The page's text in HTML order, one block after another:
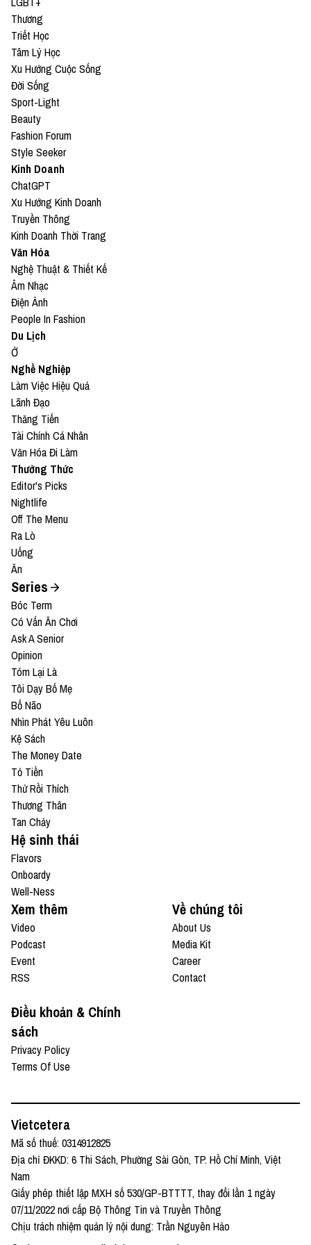
dục.
Tìm hiểu thêm về HPV tại đây:
● Fanpage:
● Website:
—
Yêu thích tập podcast này, bạn có thể donate tại:
● Patreon: ⁠https://www.patreon.com/vietcetera⁠
● Buy me a coffee:
⁠https://www.buymeacoffee.com/vietcetera⁠
Nếu có bất cứ góp ý, phản hồi hay mong muốn hợp
tác, bạn có thể gửi email về địa chỉ
⁠team@vietcetera.com⁠
Thương
Triết Học
Tâm Lý Học
Xu Hướng Cuộc Sống
Đời Sống
Sport-Light
Beauty
Fashion Forum
Style Seeker
Kinh Doanh
ChatGPT
Xu Hướng Kinh Doanh
Truyền Thông
Kinh Doanh Thời Trang
Văn Hóa
Nghệ Thuật & Thiết Kế
Âm Nhạc
Điện Ảnh
People In Fashion
Du Lịch
Ở
Nghề Nghiệp
Làm Việc Hiệu Quả
Lãnh Đạo
Thăng Tiến
Tài Chính Cá Nhân
Văn Hóa Đi Làm
Thưởng Thức
Editor's Picks
Nightlife
Off The Menu
Ra Lò
Uống
Ăn
Series
Bóc Term
Có Vấn Ăn Chơi
Ask A Senior
Opinion
Tóm Lại Là
Tôi Dạy Bố Mẹ
Bổ Não
Nhìn Phát Yêu Luôn
Kệ Sách
The Money Date
Tỏ Tiền
Thử Rồi Thích
Thương Thân
Tan Chảy
Hệ sinh thái
Flavors
Onboardy
Well-Ness
Xem thêm
Video
Podcast
Event
RSS
Về chúng tôi
About Us
Media Kit
Career
Contact
Điều khoản & Chính
sách
Privacy Policy
Terms Of Use
Vietcetera
Mã số thuế: 0314912825
Địa chỉ ĐKKD: 6 Thi Sách, Phường Sài Gòn, TP. Hồ Chí Minh, Việt
Nam
Giấy phép thiết lập MXH số 530/GP-BTTTT, thay đổi lần 1 ngày
07/11/2022 nơi cấp Bộ Thông Tin và Truyền Thông
Chịu trách nhiệm quản lý nội dung: Trần Nguyên Hảo